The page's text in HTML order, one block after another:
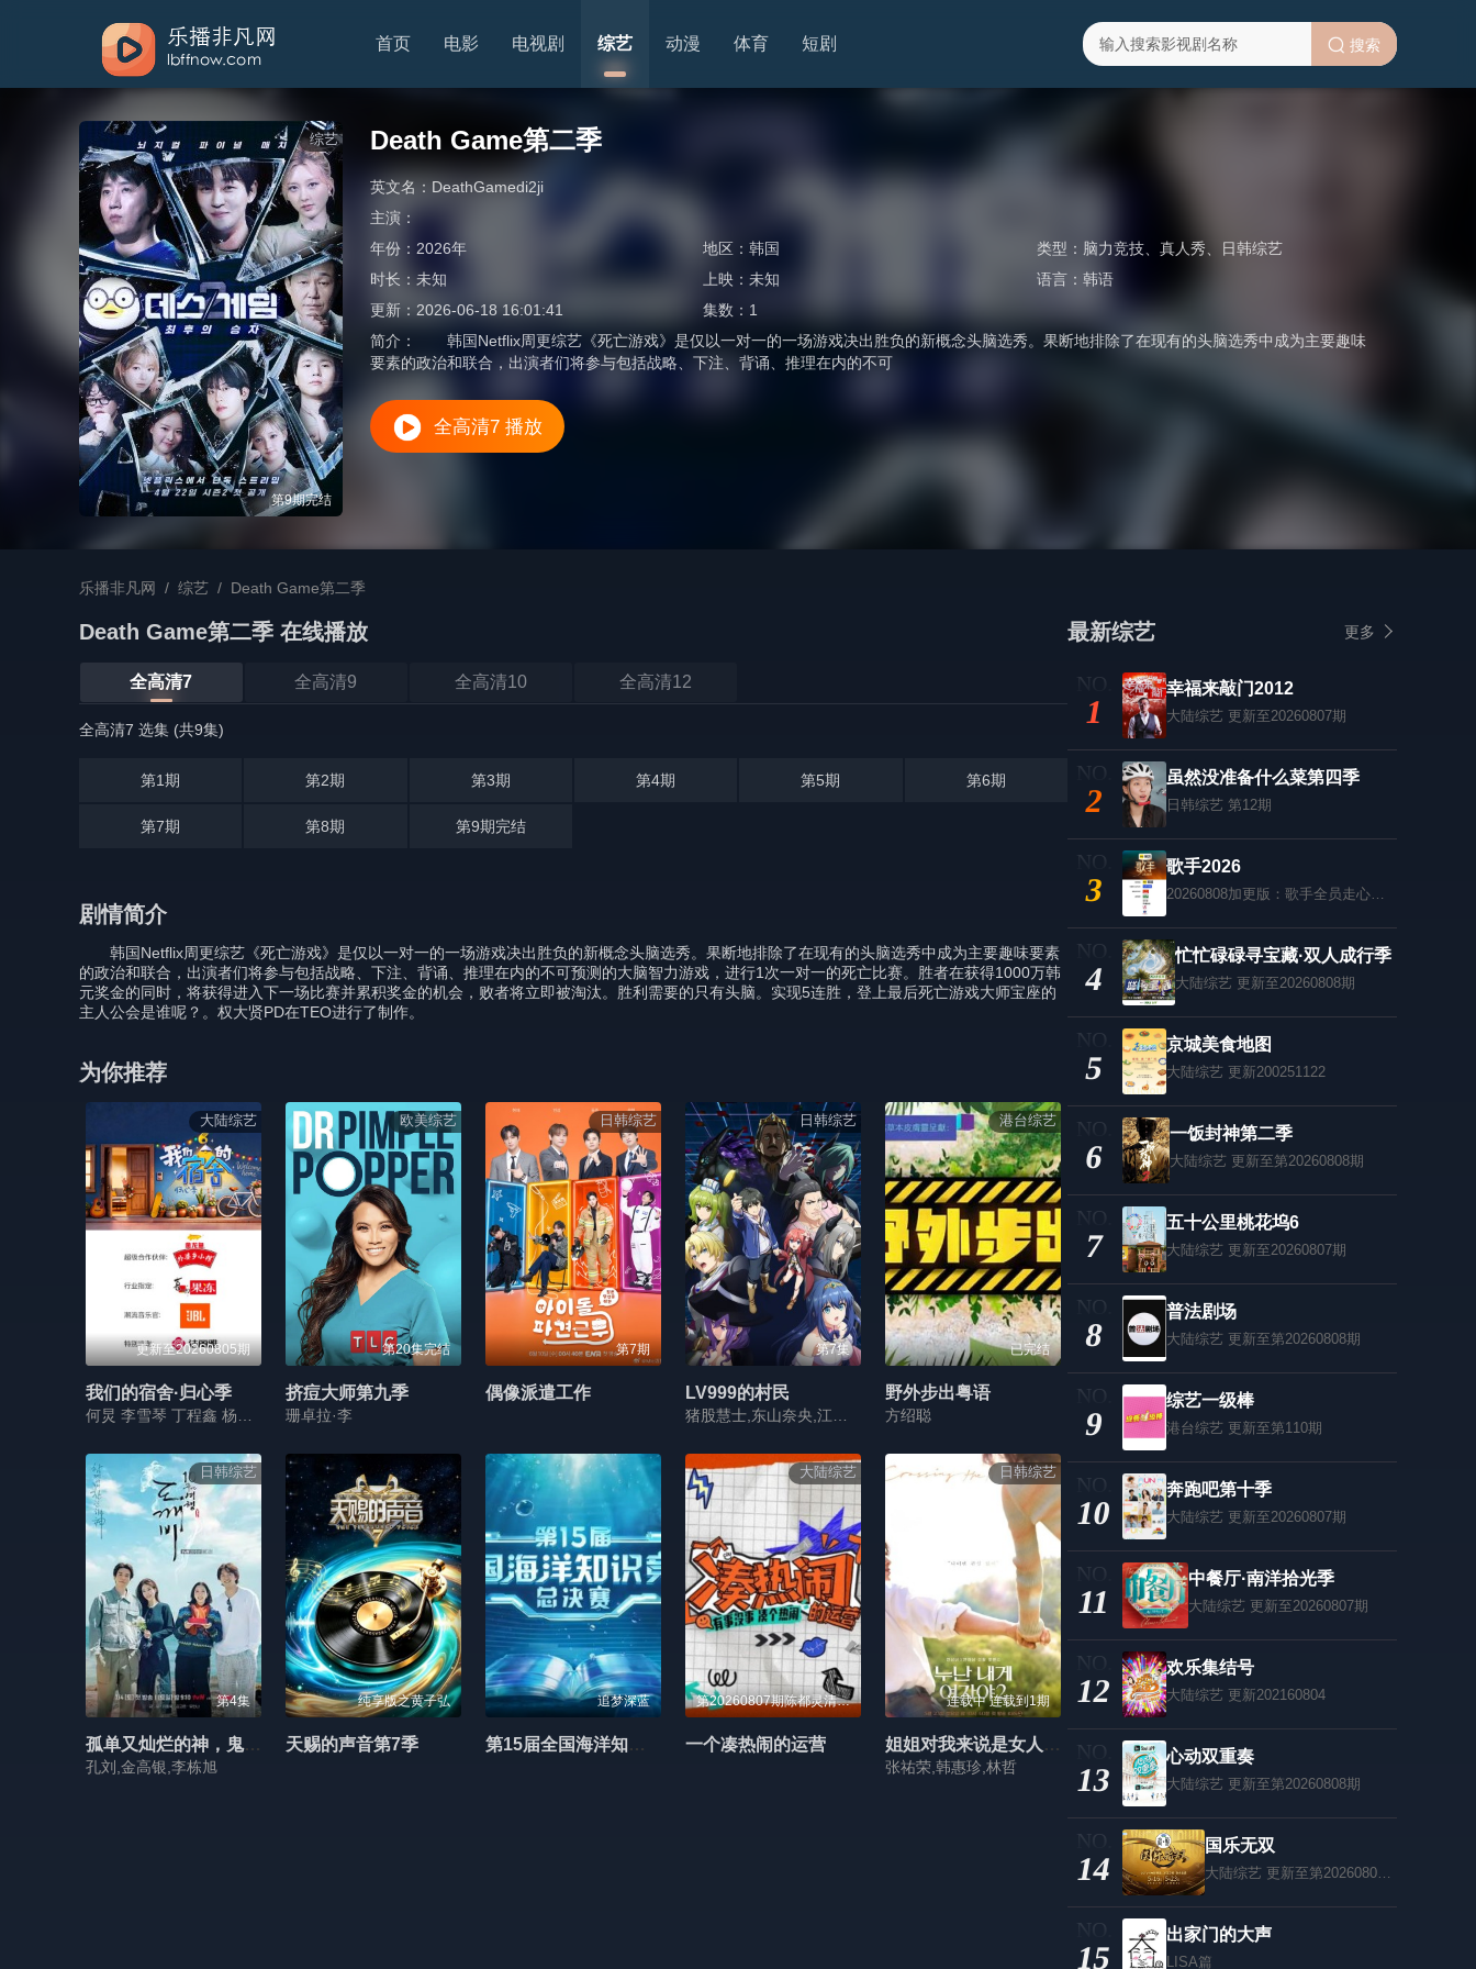
首页 电影 电视剧 综艺 动漫 体育 短剧 搜索
综艺
第9期完结
Death Game第二季
英文名： DeathGamedi2ji
主演：
年份： 2026年 地区：韩国 类型： 脑力竞技、 真人秀
日韩综艺
时长： 未知 上映：未知 语言： 韩语
更新： 2026-06-18 16:01:41 集数： 1
简介：
韩国Netflix周更综艺《死亡游戏》是仅以一对一的一场游戏决出胜负的新概念头脑选秀。果断地排除了在现有的头脑选秀中成为主要趣味
要素的政治和联合，出演者们将参与包括战略、下注、背诵、推理在内的不可
全高清7 播放
乐播非凡网 / 综艺 / Death Game第二季
Death Game第二季 在线播放
全高清7 全高清9 全高清10 全高清12
全高清7 选集 (共9集)
第1期 第2期 第3期 第4期 第5期 第6期
第7期 第8期 第9期完结
剧情简介
韩国Netflix周更综艺《死亡游戏》是仅以一对一的一场游戏决出胜负的新概念头脑选秀。果断地排除了在现有的头脑选秀中成为主要趣味要素
的政治和联合，出演者们将参与包括战略、下注、背诵、推理在内的不可预测的大脑智力游戏，进行1次一对一的死亡比赛。胜者在获得1000万韩
元奖金的同时，将获得进入下一场比赛并累积奖金的机会，败者将立即被淘汰。胜利需要的只有头脑。实现5连胜，登上最后死亡游戏大师宝座的
主人公会是谁呢？。权大贤PD在TEO进行了制作。
为你推荐
大陆综艺
更新至20260805期
我们的宿舍·归心季
欧美综艺
第20集完结
挤痘大师第九季
珊卓拉·李
日韩综艺
第7期
偶像派遣工作
日韩综艺
第7集
LV999的村民
港台综艺
已完结
野外步出粤语
方绍聪
日韩综艺
第4集
孤单又灿烂的神，鬼怪十周年特辑
孔刘,金高银,李栋旭
纯享版之黄子弘
天赐的声音第7季
追梦深蓝
第15届全国海洋知识竞赛总决赛
大陆综艺
第20260807期陈都灵清纯短发好适配
一个凑热闹的运营
日韩综艺
连载中 连载到1期
姐姐对我来说是女人第二季
张祐荣,韩惠珍,林哲
最新综艺 更多
1
幸福来敲门2012
大陆综艺 更新至20260807期
2
虽然没准备什么菜第四季
日韩综艺 第12期
3
歌手2026
20260808加更版：歌手全员走心回忆
4
忙忙碌碌寻宝藏·双人成行季
大陆综艺 更新至20260808期
5
京城美食地图
大陆综艺 更新200251122
6
一饭封神第二季
大陆综艺 更新至第20260808期
7
五十公里桃花坞6
大陆综艺 更新至20260807期
8
普法剧场
大陆综艺 更新至第20260808期
9
综艺一级棒
港台综艺 更新至第110期
10
奔跑吧第十季
大陆综艺 更新至20260807期
11
中餐厅·南洋拾光季
大陆综艺 更新至20260807期
12
欢乐集结号
大陆综艺 更新202160804
13
心动双重奏
大陆综艺 更新至第20260808期
14
国乐无双
大陆综艺 更新至第20260808期
15
出家门的大声
LISA篇